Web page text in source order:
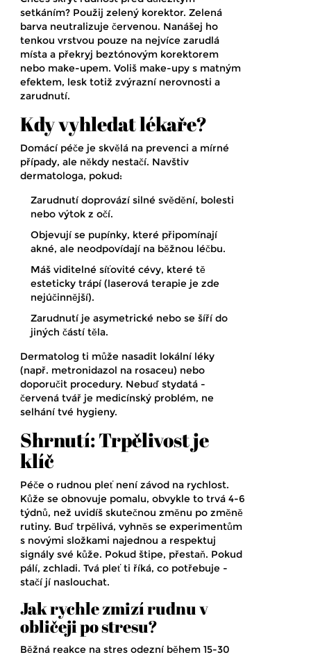
setkáním? Použij zelený korektor. Zelená
barva neutralizuje červenou. Nanášej ho
tenkou vrstvou pouze na nejvíce zarudlá
místa a překryj beztónovým korektorem
nebo make-upem. Voliš make-upy s matným
efektem, lesk totiž zvýrazní nerovnosti a
zarudnutí.
Kdy vyhledat lékaře?
Domácí péče je skvělá na prevenci a mírné
případy, ale někdy nestačí. Navštiv
dermatologa, pokud:
Zarudnutí doprovází silné svědění, bolesti
nebo výtok z očí.
Objevují se pupínky, které připomínají
akné, ale neodpovídají na běžnou léčbu.
Máš viditelné síťovité cévy, které tě
esteticky trápí (laserová terapie je zde
nejúčinnější).
Zarudnutí je asymetrické nebo se šíří do
jiných částí těla.
Dermatolog ti může nasadit lokální léky
(např. metronidazol na rosaceu) nebo
doporučit procedury. Nebuď stydatá -
červená tvář je medicínský problém, ne
selhání tvé hygieny.
Shrnutí: Trpělivost je
klíč
Péče o rudnou pleť není závod na rychlost.
Kůže se obnovuje pomalu, obvykle to trvá 4-6
týdnů, než uvidíš skutečnou změnu po změně
rutiny. Buď trpělivá, vyhněs se experimentům
s novými složkami najednou a respektuj
signály své kůže. Pokud štipe, přestaň. Pokud
pálí, zchladi. Tvá pleť ti říká, co potřebuje -
stačí jí naslouchat.
Jak rychle zmizí rudnu v
obličeji po stresu?
Běžná reakce na stres odezní během 15-30